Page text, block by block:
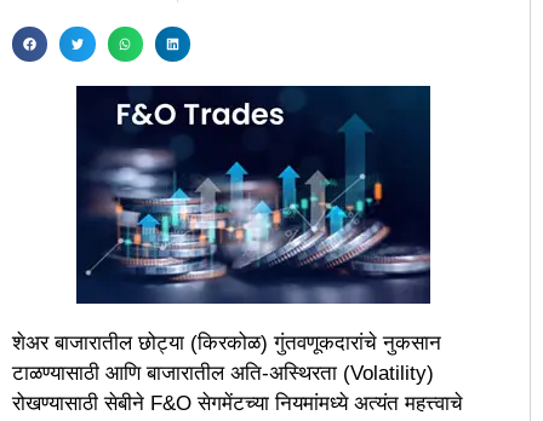
शेअर बाजारातील छोट्या (किरकोळ) गुंतवणूकदारांचे नुकसान
टाळण्यासाठी आणि बाजारातील अति-अस्थिरता (Volatility)
रोखण्यासाठी सेबीने F&O सेगमेंटच्या नियमांमध्ये अत्यंत महत्त्वाचे